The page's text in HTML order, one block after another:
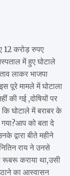
12 करोड़ रुपए
में हुए घोटाले
लाकर भाजपा
पूरे मामले में घोटाला
की गई ,दोषियों पर
घोटाले में बराबर के
गया?आप को बता दे
द्वारा बीते महीने
राय ने उनसे
कराया था,उसी
का आस्वासन